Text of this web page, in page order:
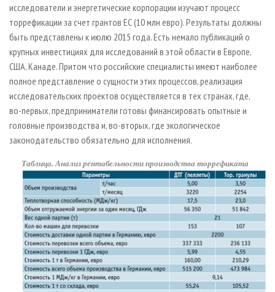
исследователи и энергетические корпорации изучают процесс
торрефикации за счет грантов ЕС (10 млн евро). Результаты должны
быть представлены к июлю 2015 года. Есть немало публикаций о
крупных инвестициях для исследований в этой области в Европе,
США, Канаде. Притом что российские специалисты имеют наиболее
полное представление о сущности этих процессов, реализация
исследовательских проектов осуществляется в тех странах, где,
во-­первых, предприниматели готовы финансировать опытные и
головные производства и, во­-вторых, где экологическое
законодательство обязательно для исполнения.
Таблица. Анализ рентабельности производства торрефиката